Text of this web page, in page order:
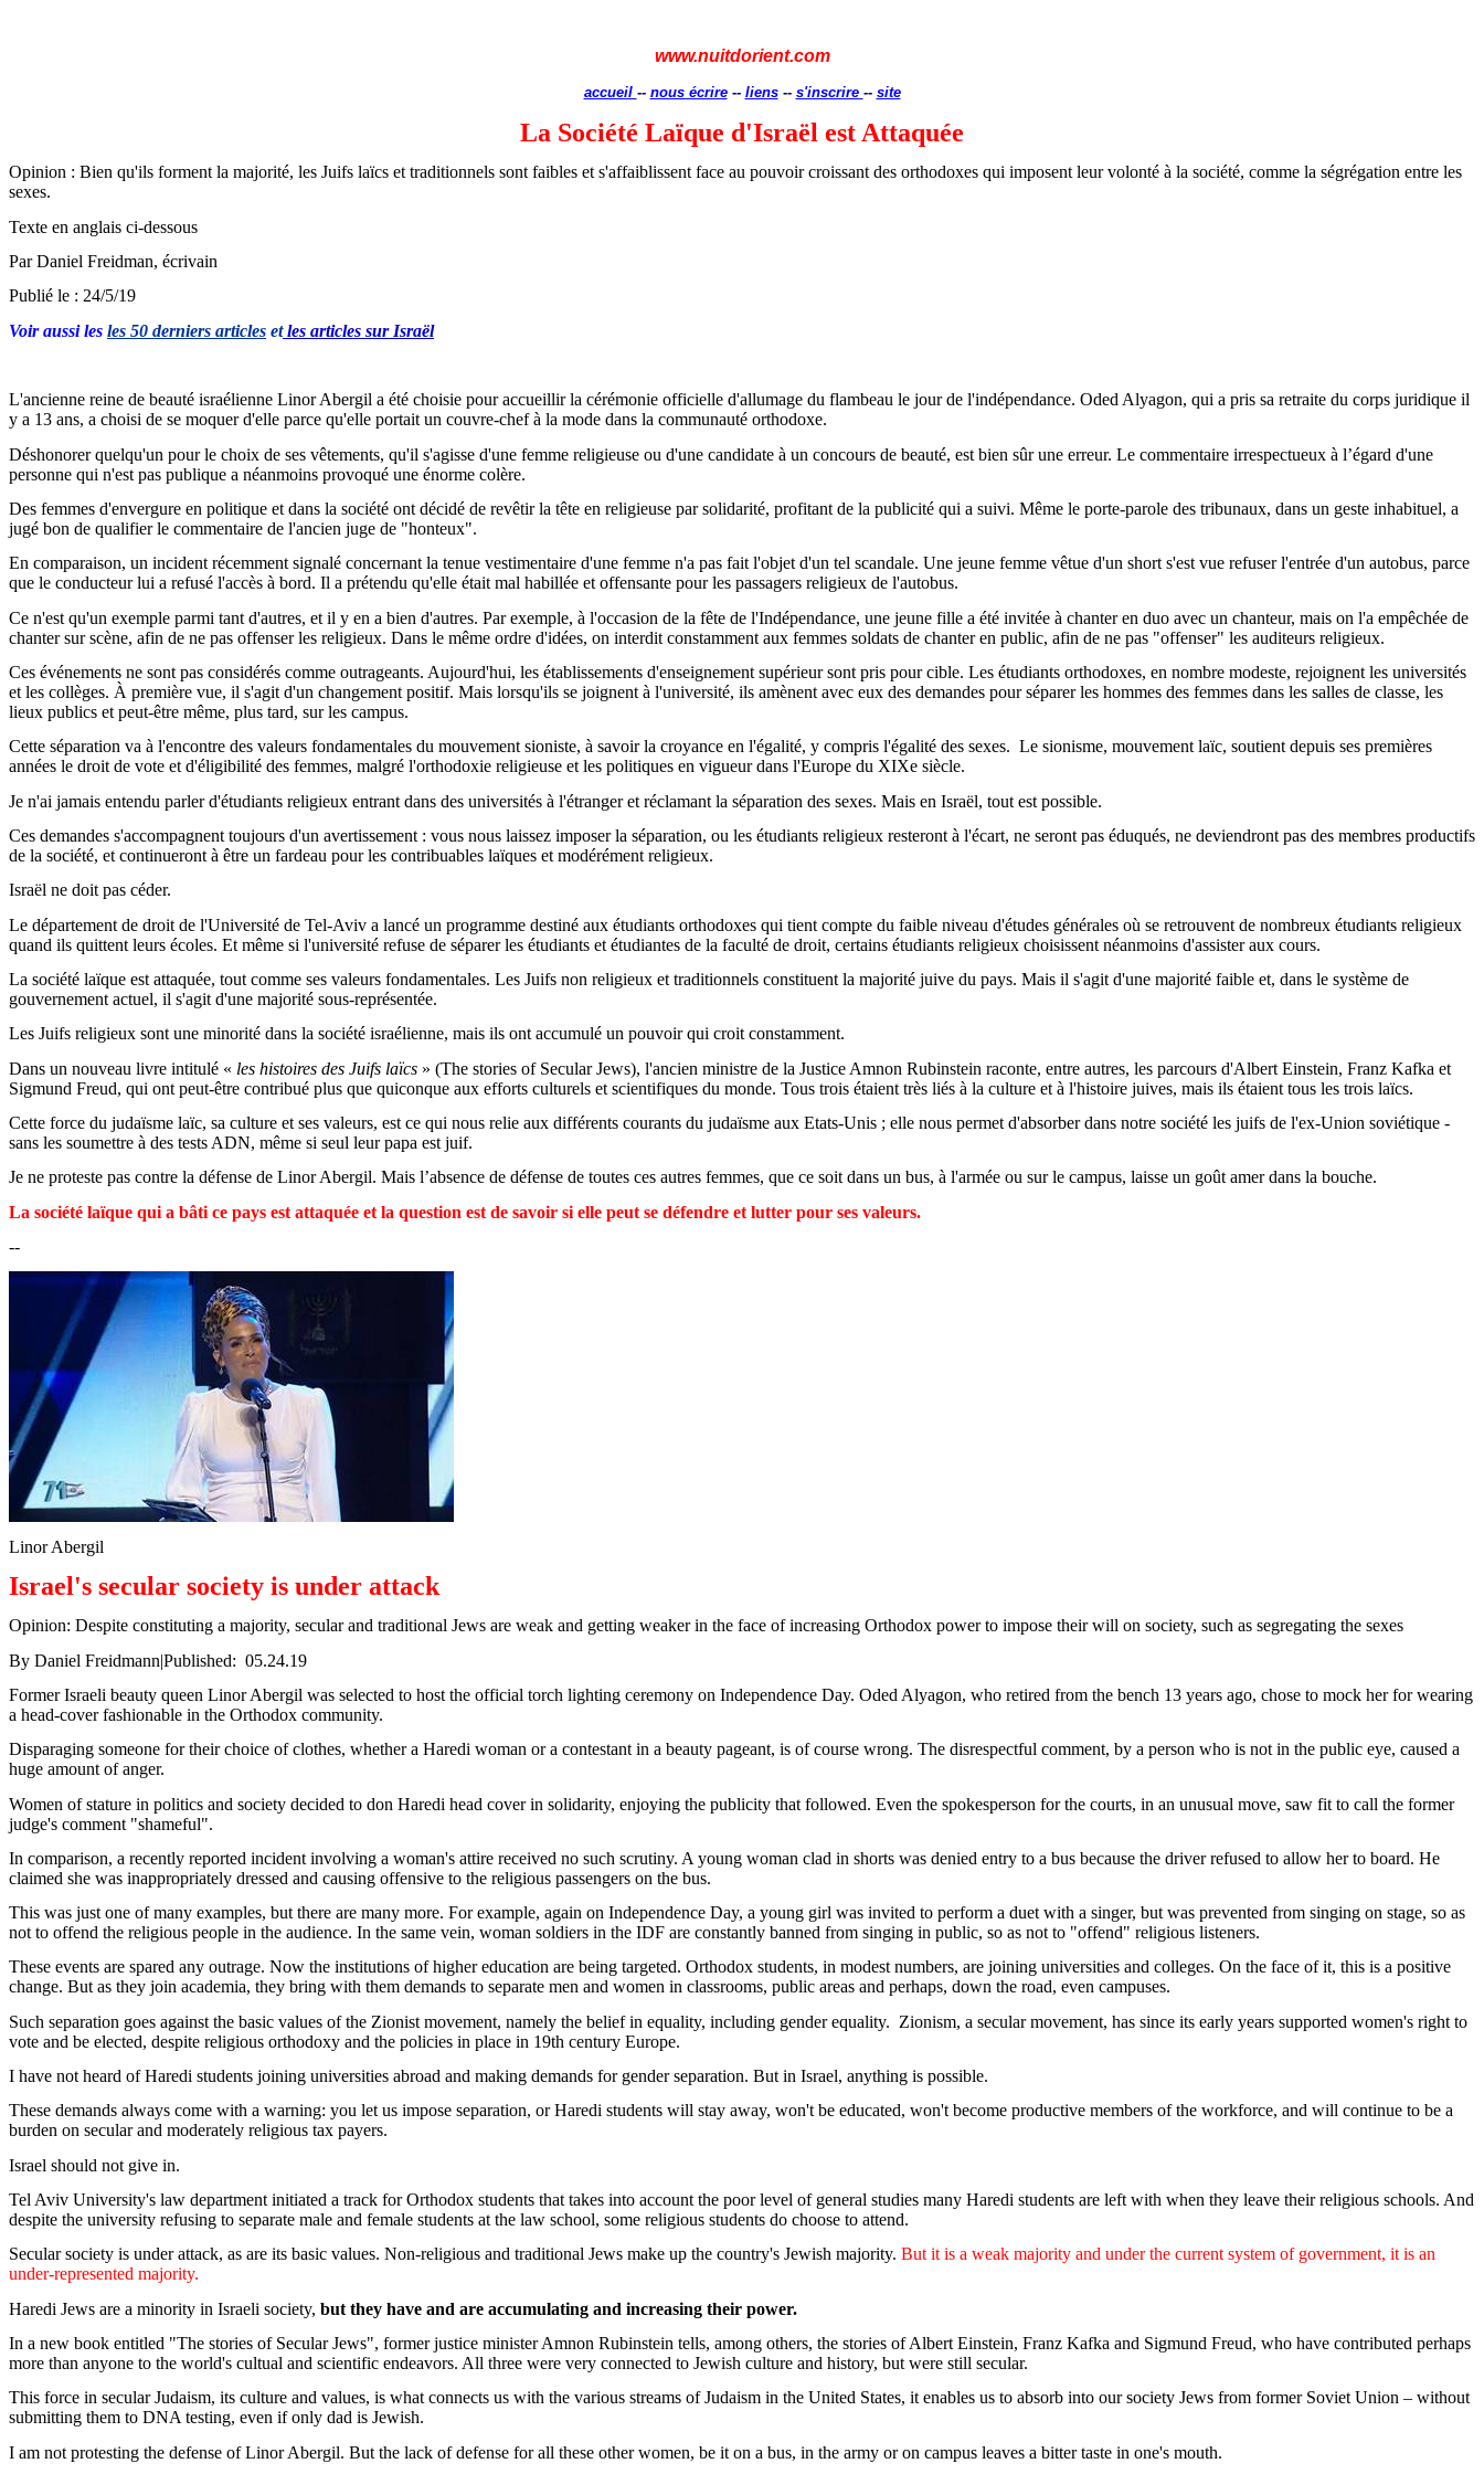
www.nuitdorient.com
accueil -- nous écrire-- liens-- s'inscrire -- site
La Société Laïque d'Israël est Attaquée
Opinion : Bien qu'ils forment la majorité, les Juifs laïcs et traditionnels sont faibles et s'affaiblissent face au pouvoir croissant des orthodoxes qui imposent leur volonté à la société, comme la ségrégation entre les
sexes.
Texte en anglais ci-dessous
Par Daniel Freidman, écrivain
Publié le : 24/5/19
Voir aussi les les 50 derniers articles et les articles sur Israël
L'ancienne reine de beauté israélienne Linor Abergil a été choisie pour accueillir la cérémonie officielle d'allumage du flambeau le jour de l'indépendance. Oded Alyagon, qui a pris sa retraite du corps juridique il
y a 13 ans, a choisi de se moquer d'elle parce qu'elle portait un couvre-chef à la mode dans la communauté orthodoxe.
Déshonorer quelqu'un pour le choix de ses vêtements, qu'il s'agisse d'une femme religieuse ou d'une candidate à un concours de beauté, est bien sûr une erreur. Le commentaire irrespectueux à l’égard d'une
personne qui n'est pas publique a néanmoins provoqué une énorme colère.
Des femmes d'envergure en politique et dans la société ont décidé de revêtir la tête en religieuse par solidarité, profitant de la publicité qui a suivi. Même le porte-parole des tribunaux, dans un geste inhabituel, a
jugé bon de qualifier le commentaire de l'ancien juge de "honteux".
En comparaison, un incident récemment signalé concernant la tenue vestimentaire d'une femme n'a pas fait l'objet d'un tel scandale. Une jeune femme vêtue d'un short s'est vue refuser l'entrée d'un autobus, parce
que le conducteur lui a refusé l'accès à bord. Il a prétendu qu'elle était mal habillée et offensante pour les passagers religieux de l'autobus.
Ce n'est qu'un exemple parmi tant d'autres, et il y en a bien d'autres. Par exemple, à l'occasion de la fête de l'Indépendance, une jeune fille a été invitée à chanter en duo avec un chanteur, mais on l'a empêchée de
chanter sur scène, afin de ne pas offenser les religieux. Dans le même ordre d'idées, on interdit constamment aux femmes soldats de chanter en public, afin de ne pas "offenser" les auditeurs religieux.
Ces événements ne sont pas considérés comme outrageants. Aujourd'hui, les établissements d'enseignement supérieur sont pris pour cible. Les étudiants orthodoxes, en nombre modeste, rejoignent les universités
et les collèges. À première vue, il s'agit d'un changement positif. Mais lorsqu'ils se joignent à l'université, ils amènent avec eux des demandes pour séparer les hommes des femmes dans les salles de classe, les
lieux publics et peut-être même, plus tard, sur les campus.
Cette séparation va à l'encontre des valeurs fondamentales du mouvement sioniste, à savoir la croyance en l'égalité, y compris l'égalité des sexes. Le sionisme, mouvement laïc, soutient depuis ses premières
années le droit de vote et d'éligibilité des femmes, malgré l'orthodoxie religieuse et les politiques en vigueur dans l'Europe du XIXe siècle.
Je n'ai jamais entendu parler d'étudiants religieux entrant dans des universités à l'étranger et réclamant la séparation des sexes. Mais en Israël, tout est possible.
Ces demandes s'accompagnent toujours d'un avertissement : vous nous laissez imposer la séparation, ou les étudiants religieux resteront à l'écart, ne seront pas éduqués, ne deviendront pas des membres productifs
de la société, et continueront à être un fardeau pour les contribuables laïques et modérément religieux.
Israël ne doit pas céder.
Le département de droit de l'Université de Tel-Aviv a lancé un programme destiné aux étudiants orthodoxes qui tient compte du faible niveau d'études générales où se retrouvent de nombreux étudiants religieux
quand ils quittent leurs écoles. Et même si l'université refuse de séparer les étudiants et étudiantes de la faculté de droit, certains étudiants religieux choisissent néanmoins d'assister aux cours.
La société laïque est attaquée, tout comme ses valeurs fondamentales. Les Juifs non religieux et traditionnels constituent la majorité juive du pays. Mais il s'agit d'une majorité faible et, dans le système de
gouvernement actuel, il s'agit d'une majorité sous-représentée.
Les Juifs religieux sont une minorité dans la société israélienne, mais ils ont accumulé un pouvoir qui croit constamment.
Dans un nouveau livre intitulé « les histoires des Juifs laïcs » (The stories of Secular Jews), l'ancien ministre de la Justice Amnon Rubinstein raconte, entre autres, les parcours d'Albert Einstein, Franz Kafka et
Sigmund Freud, qui ont peut-être contribué plus que quiconque aux efforts culturels et scientifiques du monde. Tous trois étaient très liés à la culture et à l'histoire juives, mais ils étaient tous les trois laïcs.
Cette force du judaïsme laïc, sa culture et ses valeurs, est ce qui nous relie aux différents courants du judaïsme aux Etats-Unis ; elle nous permet d'absorber dans notre société les juifs de l'ex-Union soviétique -
sans les soumettre à des tests ADN, même si seul leur papa est juif.
Je ne proteste pas contre la défense de Linor Abergil. Mais l’absence de défense de toutes ces autres femmes, que ce soit dans un bus, à l'armée ou sur le campus, laisse un goût amer dans la bouche.
La société laïque qui a bâti ce pays est attaquée et la question est de savoir si elle peut se défendre et lutter pour ses valeurs.
--
Linor Abergil
Israel's secular society is under attack
Opinion: Despite constituting a majority, secularand traditional Jews are weak and getting weakerin the face ofincreasing Orthodox power to impose their will on society, such as segregating the sexes
By Daniel Freidmann|Published: 05.24.19
FormerIsraeli beauty queen Linor Abergil was selected to host the official torch lighting ceremony on Independence Day. Oded Alyagon, who retired from the bench 13 years ago, chose to mock herforwearing
a head-coverfashionable in the Orthodox community.
Disparaging someone fortheir choice ofclothes, whethera Haredi woman ora contestant in a beauty pageant, is of course wrong. The disrespectful comment, by a person who is not in the public eye, caused a
huge amount ofanger.
Women of stature in politics and society decided to don Haredi head coverin solidarity, enjoying the publicity that followed. Even the spokesperson for the courts, in an unusual move, saw fit to call the former
judge's comment "shameful".
In comparison, a recently reported incident involving a woman's attire received no such scrutiny. A young woman clad in shorts was denied entry to a bus because the driver refused to allow herto board. He
claimed she was inappropriately dressed and causing offensive to the religious passengers on the bus.
This was just one ofmany examples, but there are many more. Forexample, again on Independence Day, a young girl was invited to perform a duet with a singer, but was prevented from singing on stage, so as
not to offend the religious people in the audience. In the same vein, woman soldiers in the IDF are constantly banned from singing in public, so as not to "offend" religious listeners.
These events are spared any outrage. Now the institutions ofhigher education are being targeted. Orthodox students, in modest numbers, are joining universities and colleges. On the face ofit, this is a positive
change. But as they join academia, they bring with them demands to separate men and women in classrooms, public areas and perhaps, down the road, even campuses.
Such separation goes against the basic values of the Zionist movement, namely the beliefin equality, including gender equality. Zionism, a secular movement, has since its early years supported women's right to
vote and be elected, despite religious orthodoxy and the policies in place in 19th century Europe.
I have not heard ofHaredi students joining universities abroad and making demands for gender separation. But in Israel, anything is possible.
These demands always come with a warning: you let us impose separation, orHaredi students will stay away, won't be educated, won't become productive members of the workforce, and will continue to be a
burden on secularand moderately religious tax payers.
Israel should not give in.
Tel Aviv University's law department initiated a track forOrthodox students that takes into account the poor level of general studies many Haredi students are left with when they leave their religious schools. And
despite the university refusing to separate male and female students at the law school, some religious students do choose to attend.
Secularsociety is under attack, as are its basic values. Non-religious and traditional Jews make up the country's Jewish majority. Butit is a weak majority and underthe currentsystem of government, it is an
under-represented majority.
Haredi Jews are a minority in Israeli society, but they have and are accumulating and increasing their power.
In a new book entitled "The stories of Secular Jews", former justice ministerAmnon Rubinstein tells, among others, the stories of Albert Einstein, Franz Kafka and Sigmund Freud, who have contributed perhaps
more than anyone to the world's cultual and scientific endeavors. All three were very connected to Jewish culture and history, but were still secular.
This force in secular Judaism, its culture and values, is what connects us with the various streams ofJudaism in the United States, it enables us to absorb into oursociety Jews from former Soviet Union – without
submitting them to DNAtesting, even ifonly dad is Jewish.
I am not protesting the defense ofLinor Abergil. But the lack ofdefense for all these other women, be it on a bus, in the army or on campus leaves a bitter taste in one's mouth.